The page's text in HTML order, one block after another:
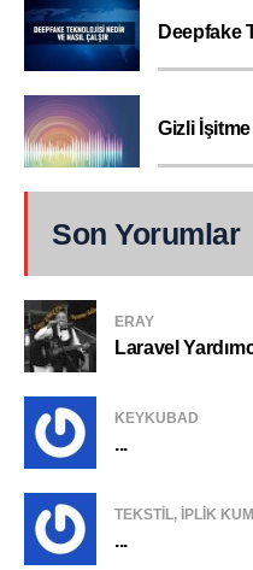
Deepfake
Gizli
Son Yorumlar
ERAY
Laravel
KEYKUBAD
...
TEKSTIL, IPLIK
...